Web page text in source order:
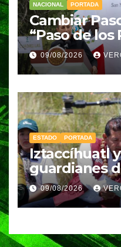
NACIONAL PORTADA
Cambiar
“Paso de los
Indígenas”
Sheinbaum
09/08/2026
ESTADO PORTADA
Iztaccíhuatl
guardianes
fuentes de
Armenta
09/08/2026